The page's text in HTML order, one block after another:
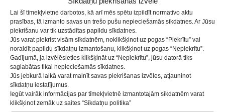
Lai šī tīmekļvietne darbotos, kā arī mēs spētu izpildīt normatīvo aktu
prasības, tā izmanto savas un trešo pušu nepieciešamās sīkdatnes. Ar Jūsu
piekrišanu var tik uzstādītas papildu sīkdatnes.
Jūs varat piekrist visām sīkdatnēm, noklikšķinot uz pogas “Piekrītu” vai
noraidīt papildu sīkdatņu izmantošanu, klikšķinot uz pogas “Nepiekrītu”.
Gadījumā, ja izvēlēsieties klikšķināt uz “Nepiekrītu”, jūsu datorā tiks
saglabātas tikai nepieciešamās sīkdatnes.
Jūs jebkurā laikā varat mainīt savas piekrišanas izvēles, atjauninot
sīkdatņu iestatījumus.
Iegūt vairāk informācijas par tīmekļvietnē izmantotajām sīkdatnēm varat
klikšķinot zemāk uz saites “Sīkdatņu politika”
BJC novēlējums Jaunajā gadā
30.12.2020 Aktualitātes, Der zināt!
Novēlam mūsu audzēkņiem un
vecākiem izturību, radošumu,
dzīvesprieku, mīlestību un,
protams, pāri visam stipru, stipru